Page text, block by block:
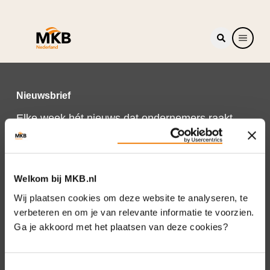
Welkom bij MKB.nl
Wij plaatsen cookies om deze website te analyseren, te
verbeteren en om je van relevante informatie te voorzien.
Ga je akkoord met het plaatsen van deze cookies?
Nieuwsbrief
Elke week hét nieuws dat ondernemers raakt.
Schrijf je nu in voor de MKB-Nederland
nieuwsbrief.
Schrijf je in
Direct naar
Over ons